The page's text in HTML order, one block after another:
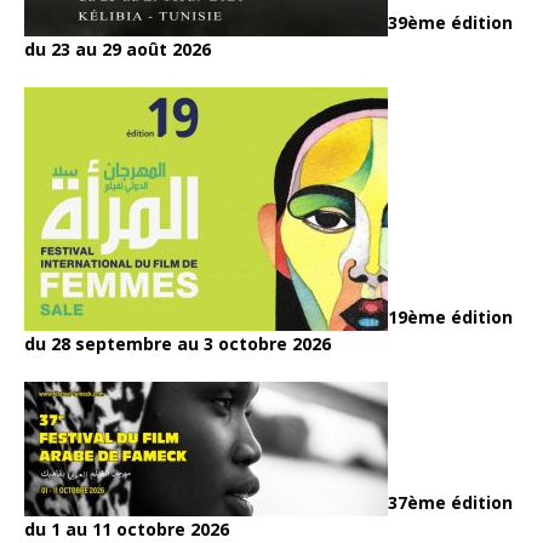
39ème édition
du 23 au 29 août 2026
19ème édition
du 28 septembre au 3 octobre 2026
37ème édition
du 1 au 11 octobre 2026